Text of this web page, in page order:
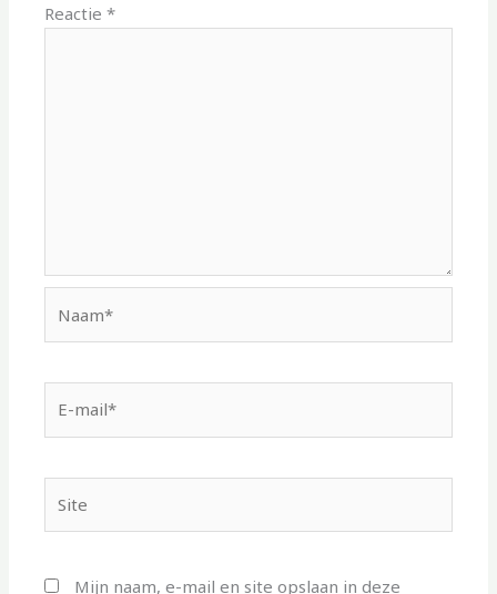
Reactie*
mail*
Mijn naam, e-mail en site opslaan in deze